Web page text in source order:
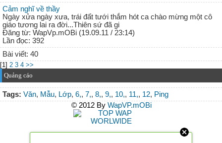
Cảm nghĩ về thầy
Ngày xửa ngày xưa, trái đất tưới thắm hót ca chào mừng một cô
giáo tương lai ra đời...Thiên sứ đã gi
Đăng từ: WapVp.mOBi (19.09.11 / 23:14)
Lần đọc: 392
Bài viết: 40
[1] 2 3 4 >>
Quảng cáo
Tags: Văn, Mẫu, Lớp, 6,, 7,, 8,, 9,, 10,, 11,, 12, Ping
© 2012 By WapVP.mOBi